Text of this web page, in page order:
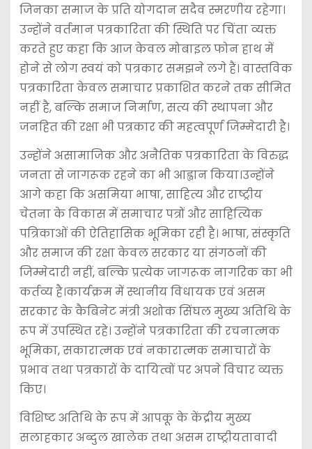
जिनका समाज के प्रति योगदान सदैव स्मरणीय रहेगा।
उन्होंने वर्तमान पत्रकारिता की स्थिति पर चिंता व्यक्त
करते हुए कहा कि आज केवल मोबाइल फोन हाथ में
होने से लोग स्वयं को पत्रकार समझने लगे हैं। वास्तविक
पत्रकारिता केवल समाचार प्रकाशित करने तक सीमित
नहीं है, बल्कि समाज निर्माण, सत्य की स्थापना और
जनहित की रक्षा भी पत्रकार की महत्वपूर्ण जिम्मेदारी है।
उन्होंने असामाजिक और अनैतिक पत्रकारिता के विरुद्ध
जनता से जागरूक रहने का भी आह्वान किया।उन्होंने
आगे कहा कि असमिया भाषा, साहित्य और राष्ट्रीय
चेतना के विकास में समाचार पत्रों और साहित्यिक
पत्रिकाओं की ऐतिहासिक भूमिका रही है। भाषा, संस्कृति
और समाज की रक्षा केवल सरकार या संगठनों की
जिम्मेदारी नहीं, बल्कि प्रत्येक जागरूक नागरिक का भी
कर्तव्य है।कार्यक्रम में स्थानीय विधायक एवं असम
सरकार के कैबिनेट मंत्री अशोक सिंघल मुख्य अतिथि के
रूप में उपस्थित रहे। उन्होंने पत्रकारिता की रचनात्मक
भूमिका, सकारात्मक एवं नकारात्मक समाचारों के
प्रभाव तथा पत्रकारों के दायित्वों पर अपने विचार व्यक्त
किए।
विशिष्ट अतिथि के रूप में आपकू के केंद्रीय मुख्य
सलाहकार अब्दुल खालेक तथा असम राष्ट्रीयतावादी